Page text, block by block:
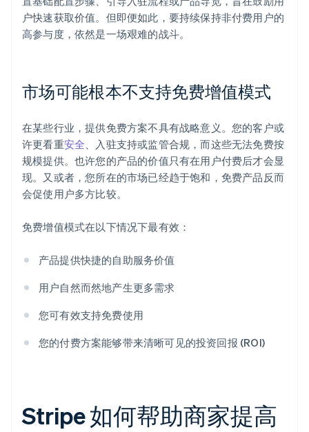
户快速获取价值。但即便如此，要持续保持非付费用户的
高参与度，依然是一场艰难的战斗。
市场可能根本不支持免费增值模式
在某些行业，提供免费方案不具有战略意义。您的客户或
许更看重安全、入驻支持或监管合规，而这些无法免费按
规模提供。也许您的产品的价值只有在用户付费后才会显
现。又或者，您所在的市场已经趋于饱和，免费产品反而
会促使用户多方比较。
免费增值模式在以下情况下最有效：
产品提供快捷的自助服务价值
用户自然而然地产生更多需求
您可有效支持免费使用
您的付费方案能够带来清晰可见的投资回报 (ROI)
Stripe 如何帮助商家提高